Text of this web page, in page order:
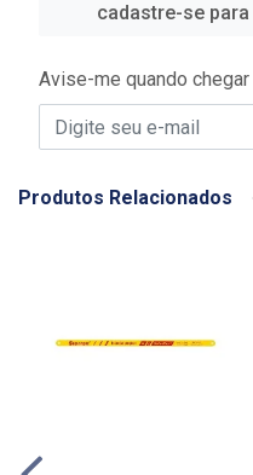
cadastre-se
Avise-me quando chegar
Produtos Relacionados